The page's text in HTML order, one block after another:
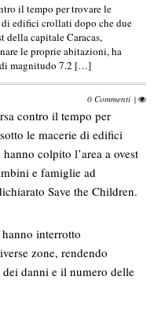
il tempo per trovare le
di edifici crollati dopo che due
della capitale Caracas,
le proprie abitazioni, ha
di magnitudo 7.2 […]
0 Commenti |
contro il tempo per
le macerie di edifici
colpito l’area a ovest
e famiglie ad
Save the Children.
interrotto
zone, rendendo
danni e il numero delle